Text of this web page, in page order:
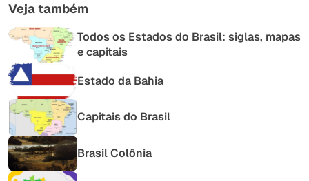
Veja também
Todos os Estados do Brasil: siglas, mapas
e capitais
Estado da Bahia
Capitais do Brasil
Brasil Colônia